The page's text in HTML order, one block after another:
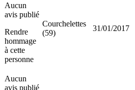
Aucun
avis publié
Rendre
hommage
à cette
personne
Courchelettes
(59)
31/01/2017
Aucun
avis publié